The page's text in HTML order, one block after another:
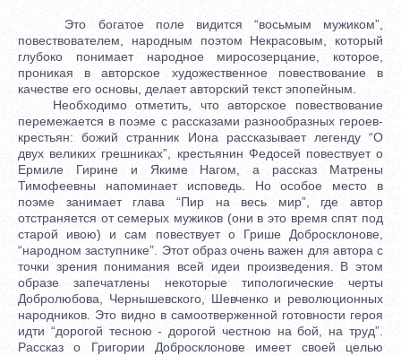
Это богатое поле видится “восьмым мужиком”,
повествователем, народным поэтом Некрасовым, который
глубоко понимает народное миросозерцание, которое,
проникая в авторское художественное повествование в
качестве его основы, делает авторский текст эпопейным.
Необходимо отметить, что авторское повествование
перемежается в поэме с рассказами разнообразных героев-
крестьян: божий странник Иона рассказывает легенду “О
двух великих грешниках”, крестьянин Федосей повествует о
Ермиле Гирине и Якиме Нагом, а рассказ Матрены
Тимофеевны напоминает исповедь. Но особое место в
поэме занимает глава “Пир на весь мир”, где автор
отстраняется от семерых мужиков (они в это время спят под
старой ивою) и сам повествует о Грише Добросклонове,
“народном заступнике”. Этот образ очень важен для автора с
точки зрения понимания всей идеи произведения. В этом
образе запечатлены некоторые типологические черты
Добролюбова, Чернышевского, Шевченко и революционных
народников. Это видно в самоотверженной готовности героя
идти “дорогой тесною - дорогой честною на бой, на труд”.
Рассказ о Григории Добросклонове имеет своей целью